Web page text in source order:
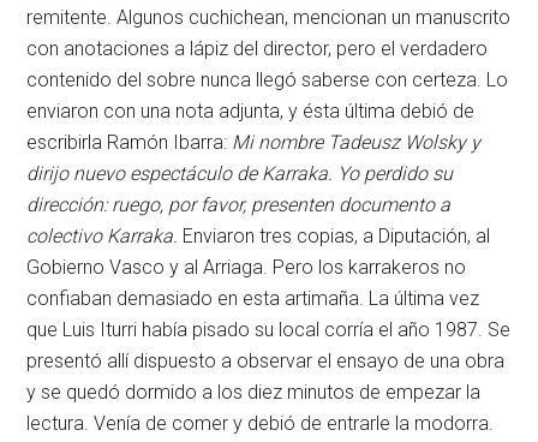
remitente. Algunos cuchichean, mencionan un manuscrito
con anotaciones a lápiz del director, pero el verdadero
contenido del sobre nunca llegó saberse con certeza. Lo
enviaron con una nota adjunta, y ésta última debió de
escribirla Ramón Ibarra: Mi nombre Tadeusz Wolsky y
dirijo nuevo espectáculo de Karraka. Yo perdido su
dirección: ruego, por favor, presenten documento a
colectivo Karraka. Enviaron tres copias, a Diputación, al
Gobierno Vasco y al Arriaga. Pero los karrakeros no
confiaban demasiado en esta artimaña. La última vez
que Luis Iturri había pisado su local corría el año 1987. Se
presentó allí dispuesto a observar el ensayo de una obra
y se quedó dormido a los diez minutos de empezar la
lectura. Venía de comer y debió de entrarle la modorra.